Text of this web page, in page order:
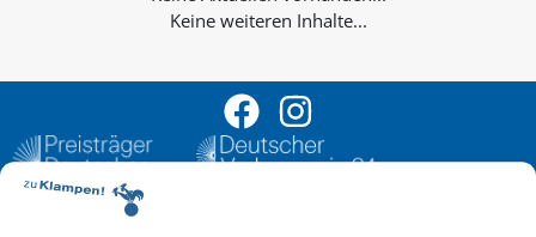
Keine weiteren Inhalte...